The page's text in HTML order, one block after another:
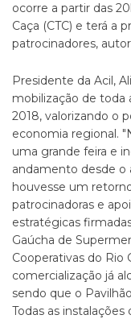
ocorre a partir das
Caça (CTC) e terá a
patrocinadores,
Presidente da Acil,
mobilização de toda
2018, valorizando o
economia regional.
uma grande feira e
andamento desde o
houvesse um
patrocinadoras e
estratégicas
Gaúcha de
Cooperativas do Rio
comercialização já
sendo que o
Todas as